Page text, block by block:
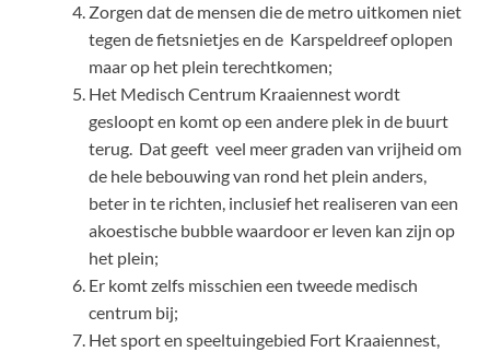
Zorgen dat de mensen die de metro uitkomen niet
tegen de fietsnietjes en de Karspeldreef oplopen
maar op het plein terechtkomen;
Het Medisch Centrum Kraaiennest wordt
gesloopt en komt op een andere plek in de buurt
terug. Dat geeft veel meer graden van vrijheid om
de hele bebouwing van rond het plein anders,
beter in te richten, inclusief het realiseren van een
akoestische bubble waardoor er leven kan zijn op
het plein;
Er komt zelfs misschien een tweede medisch
centrum bij;
Het sport en speeltuingebied Fort Kraaiennest,